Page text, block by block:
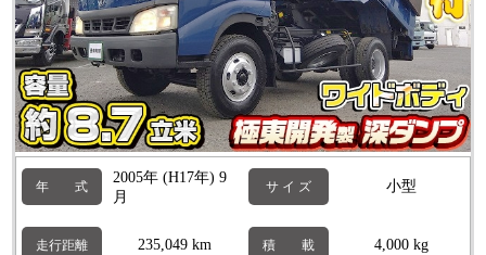
年 式
2005年 (H17年) 9
月
サ イ ズ 小型
走行距離 235,049 km 積 載 4,000 kg